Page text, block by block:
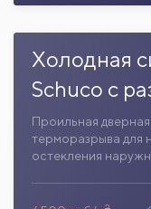
Холодная
Schuco с
Проильная
терморазрыва для
остекления